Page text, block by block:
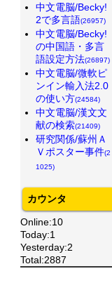
中文電脳/Becky!
2で多言語(26957)
中文電脳/Becky!
の中国語・多言
語設定方法(26897)
中文電脳/微軟ピ
ンイン輸入法2.0
の使い方(24584)
中文電脳/漢文文
献の検索(21409)
研究関係/蘇州Ａ
Ｖポスター事件(2
1025)
カウンタ
Online:10
Today:1
Yesterday:2
Total:2887